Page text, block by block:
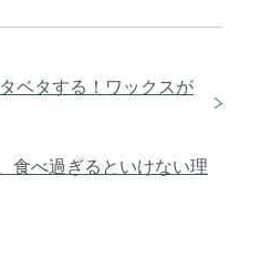
ベタする！ワックスが
食べ過ぎるといけない理